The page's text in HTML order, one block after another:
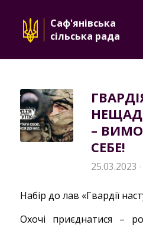
Саф'янівська
сільська рада
–
СЕБЕ!
25.03.2023 ·
Набір до лав «Гвардії
Охочі приєднатися –